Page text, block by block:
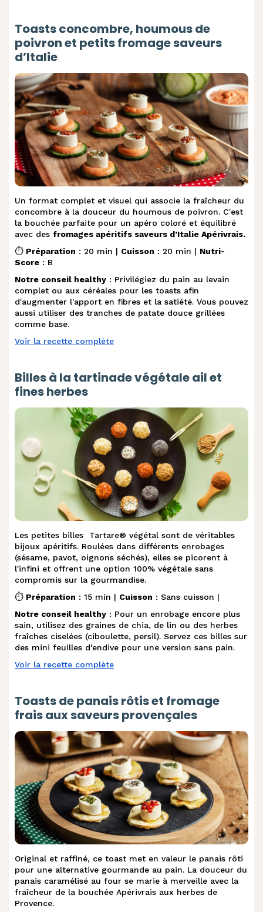
Toasts concombre, houmous de
poivron et petits fromage saveurs
d’Italie
Un format complet et visuel qui associe la fraîcheur du
concombre à la douceur du houmous de poivron. C'est
la bouchée parfaite pour un apéro coloré et équilibré
avec des fromages apéritifs saveurs d’Italie Apérivrais.
⏱️ Préparation : 20 min | Cuisson : 20 min | Nutri-
Score : B
Notre conseil healthy : Privilégiez du pain au levain
complet ou aux céréales pour les toasts afin
d'augmenter l'apport en fibres et la satiété. Vous pouvez
aussi utiliser des tranches de patate douce grillées
comme base.
Voir la recette complète
Billes à la tartinade végétale ail et
fines herbes
Les petites billes Tartare® végétal sont de véritables
bijoux apéritifs. Roulées dans différents enrobages
(sésame, pavot, oignons séchés), elles se picorent à
l'infini et offrent une option 100% végétale sans
compromis sur la gourmandise.
⏱️ Préparation : 15 min | Cuisson : Sans cuisson |
Notre conseil healthy : Pour un enrobage encore plus
sain, utilisez des graines de chia, de lin ou des herbes
fraîches ciselées (ciboulette, persil). Servez ces billes sur
des mini feuilles d'endive pour une version sans pain.
Voir la recette complète
Toasts de panais rôtis et fromage
frais aux saveurs provençales
Original et raffiné, ce toast met en valeur le panais rôti
pour une alternative gourmande au pain. La douceur du
panais caramélisé au four se marie à merveille avec la
fraîcheur de la bouchée Apérivrais aux herbes de
Provence.